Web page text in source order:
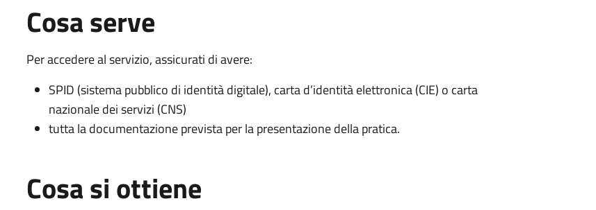
Cosa serve
Per accedere al servizio, assicurati di avere:
SPID (sistema pubblico di identità digitale), carta d’identità elettronica (CIE) o carta
nazionale dei servizi (CNS)
tutta la documentazione prevista per la presentazione della pratica.
Cosa si ottiene